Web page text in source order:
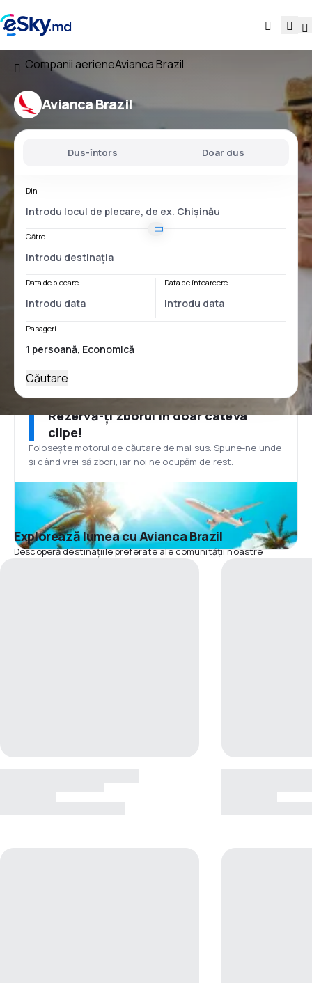
Companii aerieneAvianca Brazil
Avianca Brazil
Dus-întors Doar dus
Din
Către
Data de plecare Data de întoarcere
Pasageri
Căutare
Rezervă-ți zborul în doar câteva
clipe!
Folosește motorul de căutare de mai sus. Spune-ne unde
și când vrei să zbori, iar noi ne ocupăm de rest.
Explorează lumea cu Avianca Brazil
Descoperă destinațiile preferate ale comunității noastre